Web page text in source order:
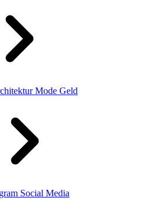
Mode Geld
Social Media